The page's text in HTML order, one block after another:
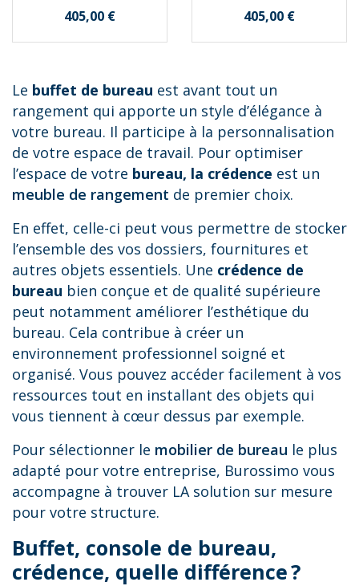
Prix
405,00 € Prix
405,00 €
Le buffet de bureau est avant tout un
rangement qui apporte un style d’élégance à
votre bureau. Il participe à la personnalisation
de votre espace de travail. Pour optimiser
l’espace de votre bureau, la crédence est un
meuble de rangement de premier choix.
En effet, celle-ci peut vous permettre de stocker
l’ensemble des vos dossiers, fournitures et
autres objets essentiels. Une crédence de
bureau bien conçue et de qualité supérieure
peut notamment améliorer l’esthétique du
bureau. Cela contribue à créer un
environnement professionnel soigné et
organisé. Vous pouvez accéder facilement à vos
ressources tout en installant des objets qui
vous tiennent à cœur dessus par exemple.
Pour sélectionner le mobilier de bureau le plus
adapté pour votre entreprise, Burossimo vous
accompagne à trouver LA solution sur mesure
pour votre structure.
Buffet, console de bureau,
crédence, quelle différence ?